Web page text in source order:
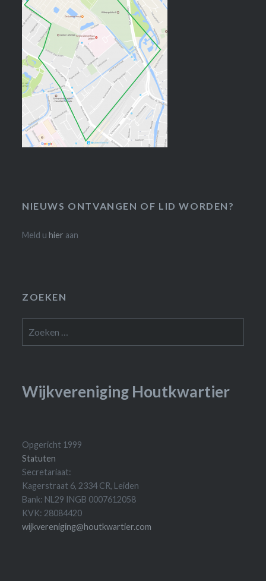
NIEUWS ONTVANGEN OF LID WORDEN?
Meld uhier aan
ZOEKEN
naar:
Wijkvereniging Houtkwartier
Opgericht 1999
Statuten
Secretariaat:
Kagerstraat 6, 2334 CR, Leiden
Bank: NL29 INGB 0007612058
KVK: 28084420
wijkvereniging@houtkwartier.com